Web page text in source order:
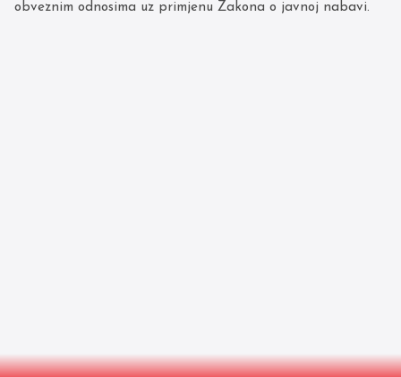
obveznim odnosima uz primjenu Zakona o javnoj nabavi.